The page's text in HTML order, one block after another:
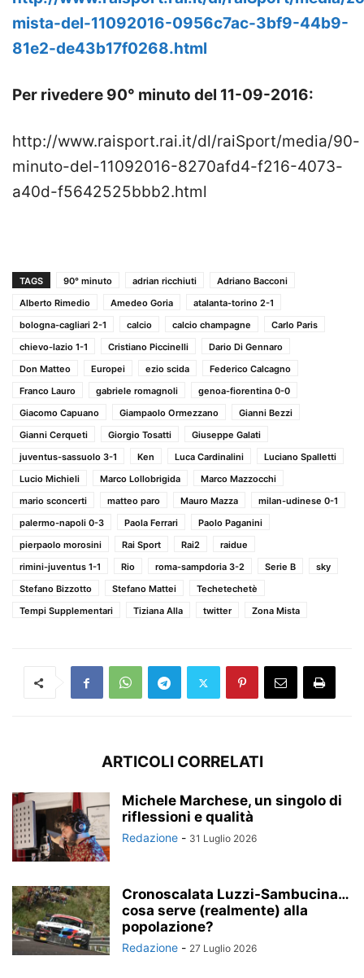
mista-del-11092016-0956c7ac-3bf9-44b9-
81e2-de43b17f0268.html
Per rivedere 90° minuto del 11-09-2016:
http://www.raisport.rai.it/dl/raiSport/media/90-
minuto-del-11092016-8270afd4-f216-4073-
a40d-f5642525bbb2.html
TAGS 90° minuto adrian ricchiuti
Adriano Bacconi
Alberto Rimedio
Amedeo Goria
atalanta-torino 2-1
bologna-cagliari 2-1
calcio calcio champagne
Carlo Paris
chievo-lazio 1-1
Cristiano Piccinelli
Dario Di Gennaro
Don Matteo
Europei ezio scida
Federico Calcagno
Franco Lauro
gabriele romagnoli
genoa-fiorentina 0-0
Giacomo Capuano
Giampaolo Ormezzano
Gianni Bezzi
Gianni Cerqueti
Giorgio Tosatti
Giuseppe Galati
juventus-sassuolo 3-1
Ken Luca Cardinalini
Luciano Spalletti
Lucio Michieli
Marco Lollobrigida
Marco Mazzocchi
mario sconcerti
matteo paro Mauro Mazza
milan-udinese 0-1
palermo-napoli 0-3
Paola Ferrari
Paolo Paganini
pierpaolo morosini
Rai Sport Rai2
raidue
rimini-juventus 1-1
Rio roma-sampdoria 3-2 Serie B
sky
Stefano Bizzotto
Stefano Mattei
Techetechetè
Tempi Supplementari
Tiziana Alla twitter Zona Mista
ARTICOLI CORRELATI
Michele Marchese, un singolo di
riflessioni e qualità
Redazione - 31 Luglio 2026
Cronoscalata Luzzi-Sambucina…
cosa serve (realmente) alla
popolazione?
Redazione - 27 Luglio 2026